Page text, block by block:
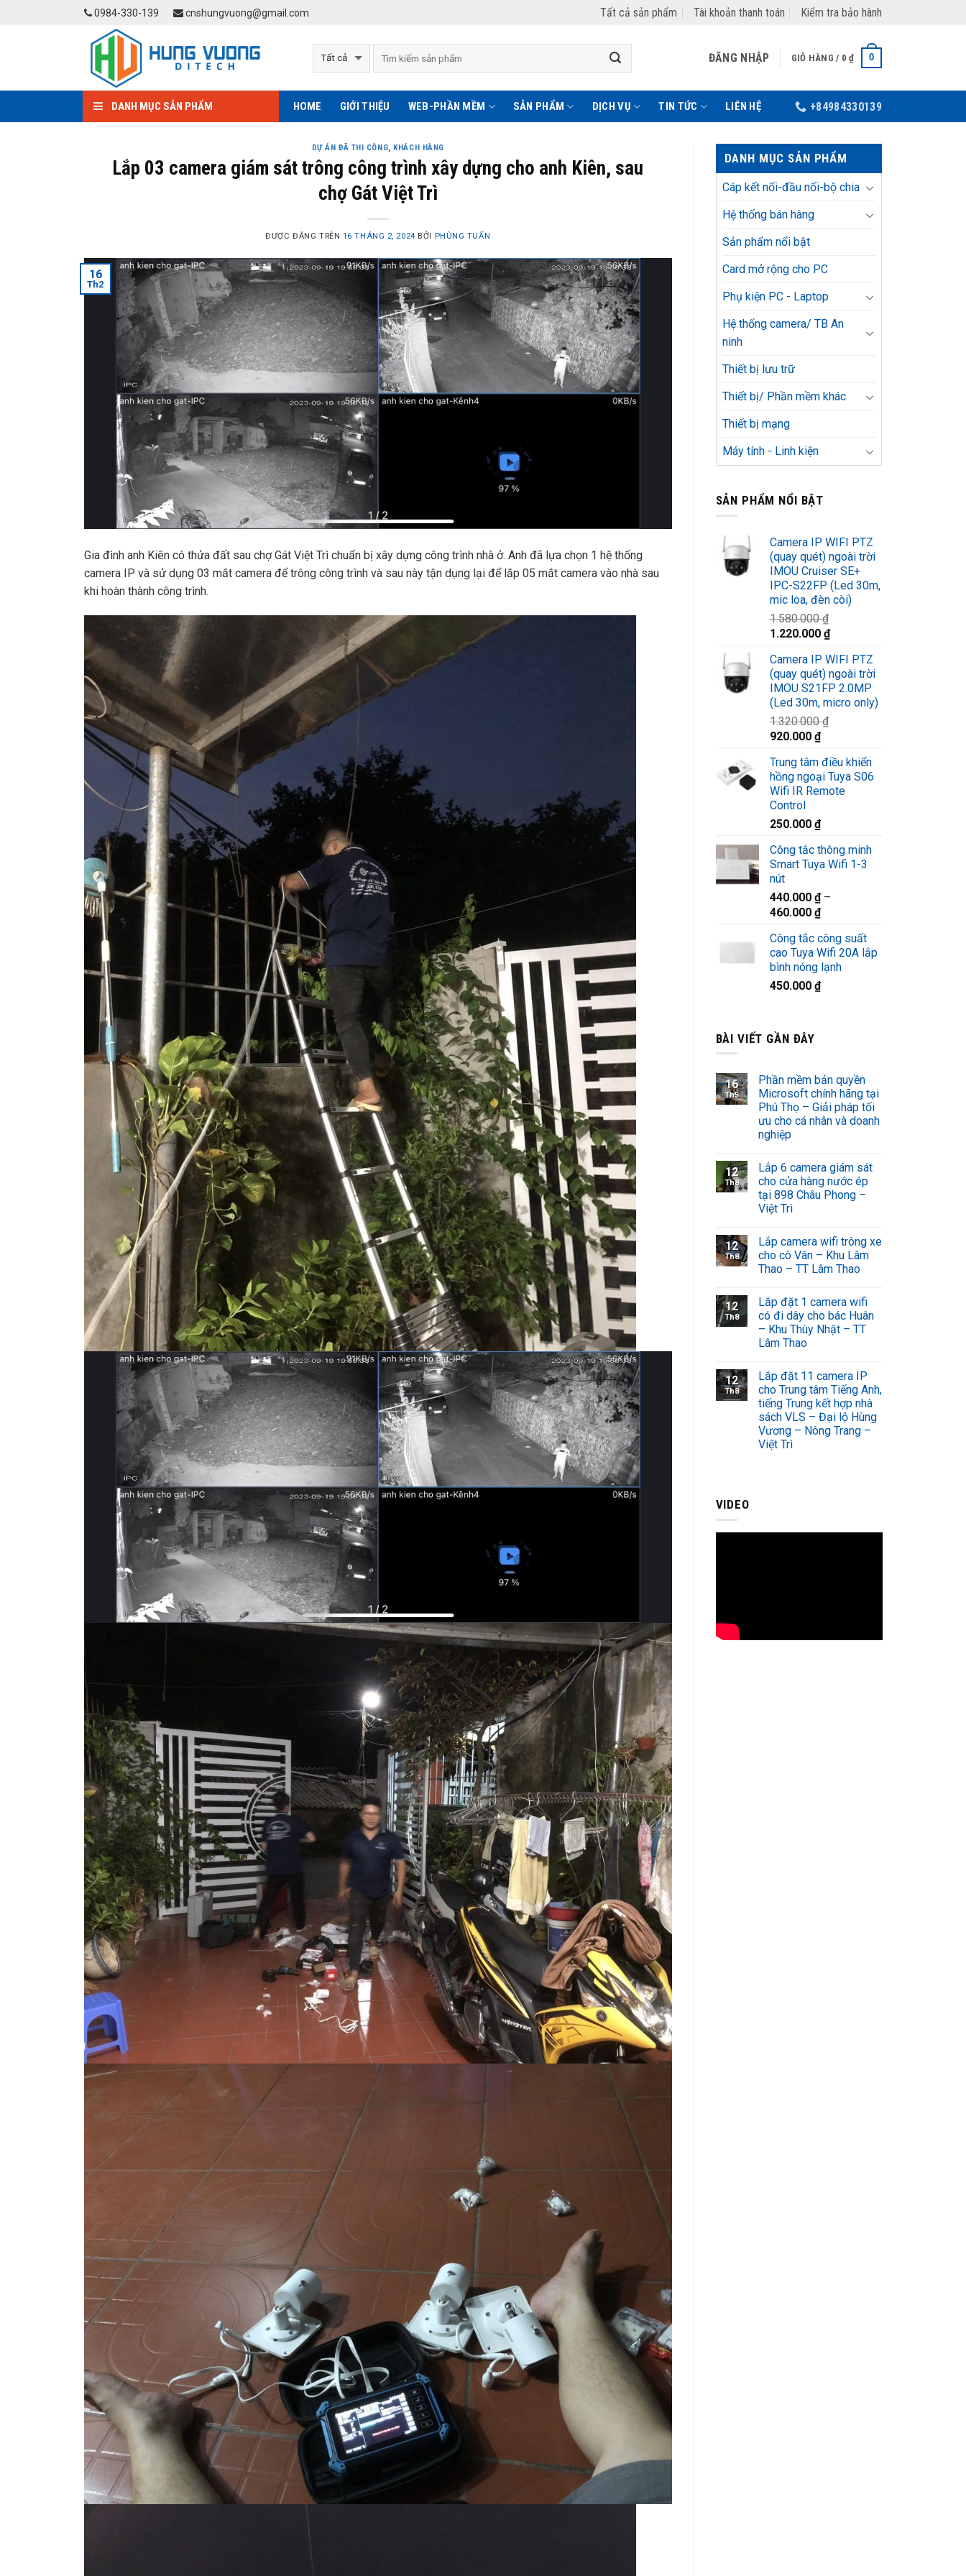
0984-330-139 cnshungvuong@gmail.com Tất cả sản phẩm Tài khoản thanh toán Kiểm tra bảo hành
ĐĂNG NHẬP GIỎ HÀNG / 0₫ 0
DANH MỤC SẢN PHẨM HOME GIỚI THIỆU WEB-PHẦN MỀM SẢN PHẨM DỊCH VỤ TIN TỨC LIÊN HỆ +84984330139
DỰ ÁN ĐÃ THI CÔNG, KHÁCH HÀNG
Lắp 03 camera giám sát trông công trình xây dựng cho anh Kiên, sau
chợ Gát Việt Trì
ĐƯỢC ĐĂNG TRÊN 16 THÁNG 2, 2024 BỞI PHÙNG TUẤN
16
Th2
Gia đình anh Kiên có thửa đất sau chợ Gát Việt Trì chuẩn bị xây dựng công trình nhà ở. Anh đã lựa chọn 1 hệ thống
camera IP và sử dụng 03 mắt camera để trông công trình và sau này tận dụng lại để lắp 05 mắt camera vào nhà sau
khi hoàn thành công trình.
DANH MỤC SẢN PHẨM
Cáp kết nối-đầu nối-bộ chia
Hệ thống bán hàng
Sản phẩm nổi bật
Card mở rộng cho PC
Phụ kiện PC - Laptop
Hệ thống camera/ TB An
ninh
Thiết bị lưu trữ
Thiết bị/ Phần mềm khác
Thiết bị mạng
Máy tính - Linh kiện
SẢN PHẨM NỔI BẬT
Camera IP WIFI PTZ
(quay quét) ngoài trời
IMOU Cruiser SE+
IPC-S22FP (Led 30m,
mic loa, đèn còi)
1.580.000₫
Giá
là:
1.580.000 ₫.
1.220.000 ₫Giá
tại
là:
1.220.000 ₫.
Camera IP WIFI PTZ
(quay quét) ngoài trời
IMOU S21FP 2.0MP
(Led 30m, micro only)
1.320.000₫
Giá
là:
1.320.000 ₫.
920.000 ₫Giá
tại
là:
920.000 ₫.
Trung tâm điều khiển
hồng ngoại Tuya S06
Wifi IR Remote
Control
250.000 ₫
Công tắc thông minh
Smart Tuya Wifi 1-3
nút
440.000 ₫–
460.000 ₫
Công tắc công suất
cao Tuya Wifi 20A lắp
bình nóng lạnh
450.000 ₫
BÀI VIẾT GẦN ĐÂY
16
Th5
Phần mềm bản quyền
Microsoft chính hãng tại
Phú Thọ – Giải pháp tối
ưu cho cá nhân và doanh
nghiệp
12
Th8
Lắp 6 camera giám sát
cho cửa hàng nước ép
tại 898 Châu Phong –
Việt Trì
12
Th8
Lắp camera wifi trông xe
cho cô Vân – Khu Lâm
Thao – TT Lâm Thao
12
Th8
Lắp đặt 1 camera wifi
có đi dây cho bác Huân
– Khu Thùy Nhật – TT
Lâm Thao
12
Th8
Lắp đặt 11 camera IP
cho Trung tâm Tiếng Anh,
tiếng Trung kết hợp nhà
sách VLS – Đại lộ Hùng
Vương – Nông Trang –
Việt Trì
VIDEO